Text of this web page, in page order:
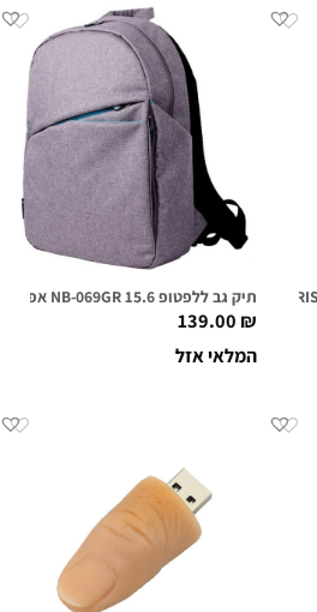
תיק גב ללפטופ 15.6 NB-069GR אפור בהיר
139.00₪
המלאי אזל